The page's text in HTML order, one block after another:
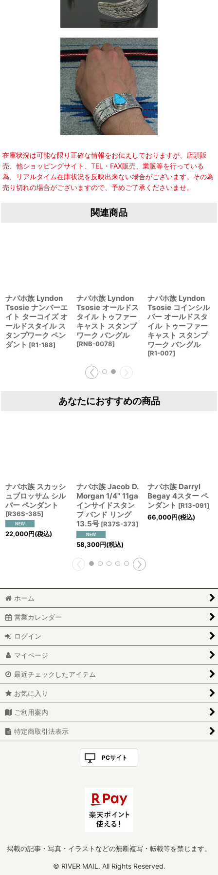
在庫状況は可能な限り正確な情報をお伝えしておりますが、店頭販
売、他ショッピングサイト、TEL・FAX販売、業販等を行っている
為、リアルタイム在庫状況を反映出来ない場合がございます。その為
売り切れの場合がございますので、予めご了承くださいませ。
関連商品
ナバホ族 Lyndon
Tsosie ナンバーエ
イト ターコイズ オ
ールドスタイル ス
タンプワーク ペン
ダント [R1-188]
ナバホ族 Lyndon
Tsosie オールドス
タイル トゥファー
キャスト スタンプ
ワーク バングル
[RNB-0078]
ナバホ族 Lyndon
Tsosie コインシル
バー オールドスタ
イル トゥーファー
キャスト スタンプ
ワーク バングル
[R1-007]
あなたにおすすめの商品
ナバホ族 スカッシ
ュブロッサム シル
バー ペンダント
[R36S-385]
22,000円(税込)
ナバホ族 Jacob D.
Morgan 1/4" 11ga
インサイドスタン
プ バンド リング
13.5号 [R37S-373]
58,300円(税込)
ナバホ族 Darryl
Begay 4スター ペ
ンダント [R13-091]
66,000円(税込)
ホーム
営業カレンダー
ログイン
マイページ
最近チェックしたアイテム
お気に入り
ご利用案内
特定商取引法表示
PCサイト
掲載の記事・写真・イラストなどの無断複写・転載等を禁じます。
© RIVER MAIL. All Rights Reserved.